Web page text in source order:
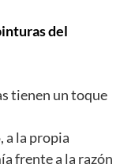
del
tienen un toque
a la propia
frente a la razón